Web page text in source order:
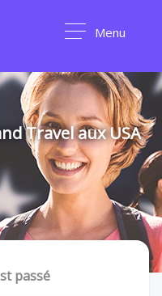
Menu
Travel aux USA
passé